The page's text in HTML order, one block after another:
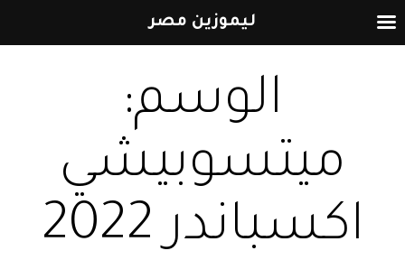
إلى
الوسم:
ميتسوبيشي
اكسباندر 2022
ليموزين مصر